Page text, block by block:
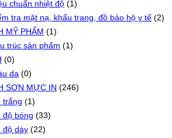
chuẩn nhiệt độ (1)
tra mặt nạ, khẩu trang, đồ bảo hộ y tế (2)
MỸ PHẨM (1)
trúc sản phẩm (1)
(0)
da (0)
SƠN MỰC IN (246)
trắng (1)
độ bóng (33)
độ dày (22)